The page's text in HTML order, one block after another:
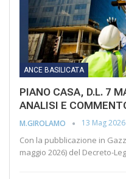
ANCE BASILICATA
PIANO CASA, D.L. 7
ANALISI E
M.GIROLAMO 13 Mag 2026
Con la pubblicazione in
maggio 2026) del Decreto-